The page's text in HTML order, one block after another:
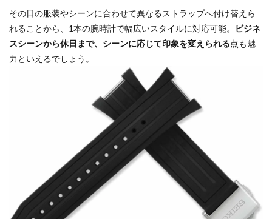
その日の服装やシーンに合わせて異なるストラップへ付け替えら
れることから、1本の腕時計で幅広いスタイルに対応可能。
ビジネ
スシーンから休日まで、シーンに応じて印象を変えられる点も魅
力といえるでしょう。